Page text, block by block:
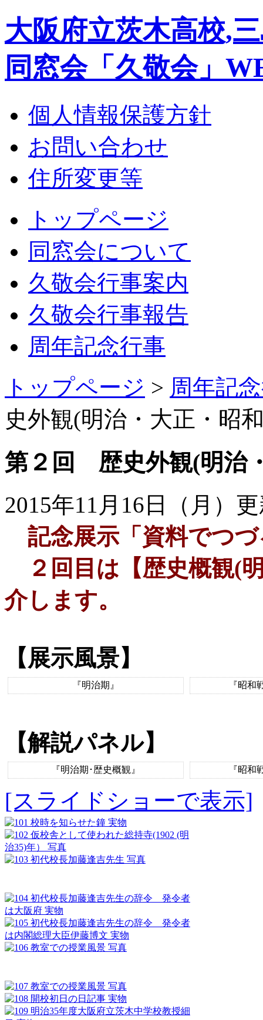
大阪府立茨木高校,
同窓会「久敬会」
個人情報保護方針
お問い合わせ
住所変更等
トップページ
同窓会について
久敬会行事案内
久敬会行事報告
周年記念行事
トップページ > 周年記
史外観(明治・大正・昭
第２回 歴史外観(明治
2015年11月16日（月）
記念展示「資料でつづ
２回目は【歴史概観(
介します。
【展示風景】
『明治期』 『昭和
【解説パネル】
『明治期･歴史概観』 『昭和
[スライドショーで表示]